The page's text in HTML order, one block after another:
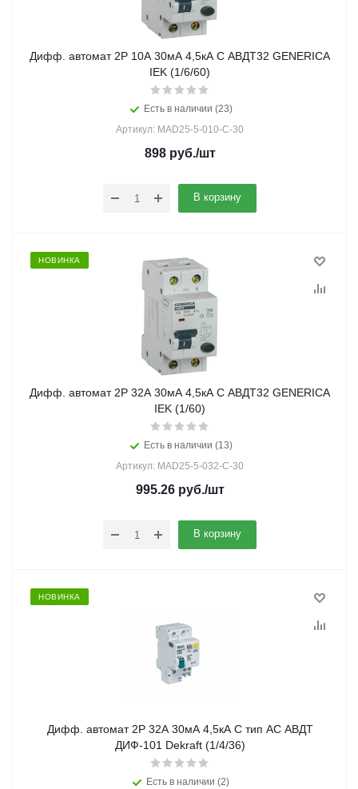
Дифф. автомат 2Р 10А 30мА 4,5кА C АВДТ32 GENERICA
IEK (1/6/60)
Есть в наличии (23)
Артикул: MAD25-5-010-C-30
898руб./шт
В корзину
НОВИНКА
Дифф. автомат 2Р 32А 30мА 4,5кА С АВДТ32 GENERICA
IEK (1/60)
Есть в наличии (13)
Артикул: MAD25-5-032-C-30
995.26руб./шт
В корзину
НОВИНКА
Дифф. автомат 2Р 32А 30мА 4,5кА С тип АС АВДТ
ДИФ-101 Dekraft (1/4/36)
Есть в наличии (2)